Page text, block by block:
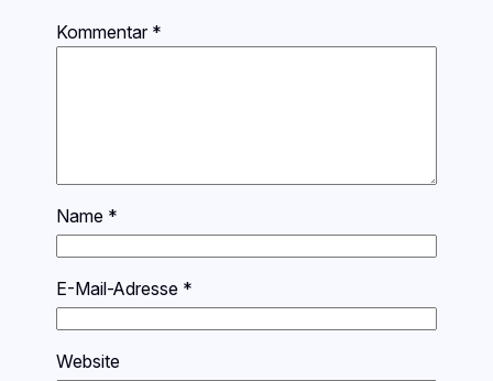
Kommentar *
Name *
E-Mail-Adresse *
Website